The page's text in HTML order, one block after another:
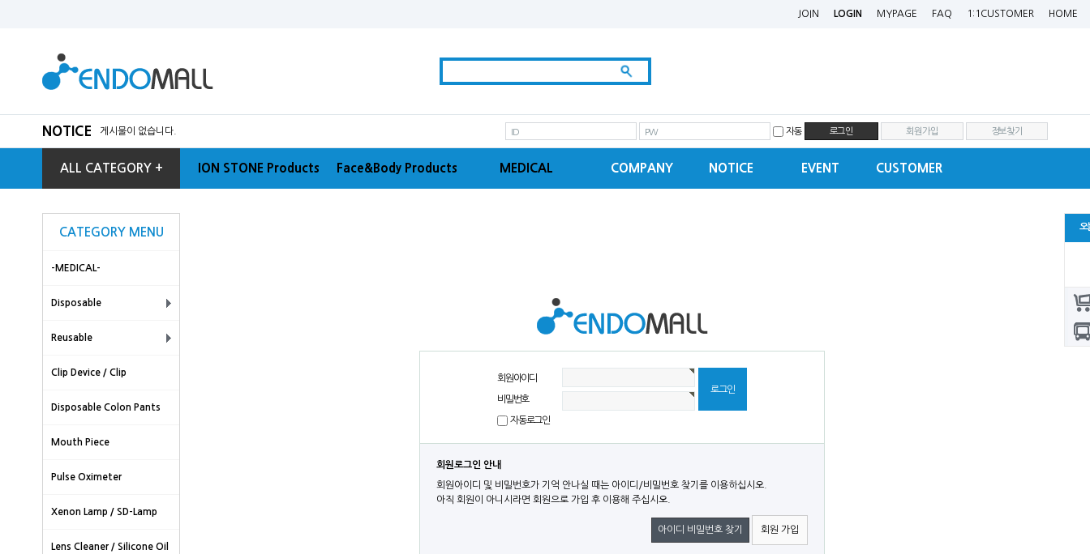
JOIN LOGIN MYPAGE FAQ 1:1CUSTOMER HOME
NOTICE 게시물이 없습니다. ID PW 자동 회원가입 정보찾기
ALL CATEGORY + ION STONE Products Face&Body Products MEDICAL COMPANY NOTICE EVENT CUSTOMER
오
CATEGORY MENU
-MEDICAL-
Disposable
Reusable
Clip Device / Clip
Disposable Colon Pants
Mouth Piece
Pulse Oximeter
Xenon Lamp / SD-Lamp
Lens Cleaner / Silicone Oil
회원아이디
비밀번호
자동로그인
회원로그인 안내
회원아이디 및 비밀번호가 기억 안나실 때는 아이디/비밀번호 찾기를 이용하십시오.
아직 회원이 아니시라면 회원으로 가입 후 이용해 주십시오.
아이디 비밀번호 찾기 회원 가입